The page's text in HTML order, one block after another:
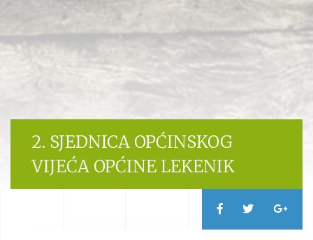
2. SJEDNICA OPĆINSKOG
VIJEĆA OPĆINE LEKENIK